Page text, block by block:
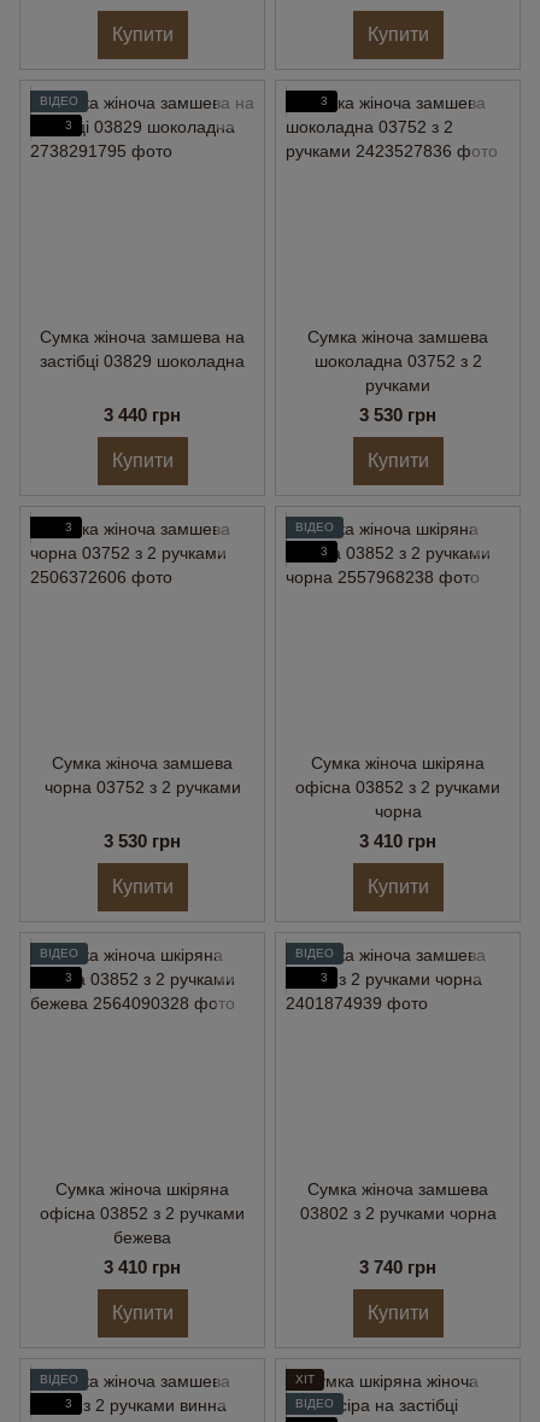
Купити Купити
ВІДЕО
3
Сумка жіноча замшева на
застібці 03829 шоколадна
3 440 грн
Купити
3
Сумка жіноча замшева
шоколадна 03752 з 2
ручками
3 530 грн
Купити
3
Сумка жіноча замшева
чорна 03752 з 2 ручками
3 530 грн
Купити
ВІДЕО
3
Сумка жіноча шкіряна
офісна 03852 з 2 ручками
чорна
3 410 грн
Купити
ВІДЕО
3
Сумка жіноча шкіряна
офісна 03852 з 2 ручками
бежева
3 410 грн
Купити
ВІДЕО
3
Сумка жіноча замшева
03802 з 2 ручками чорна
3 740 грн
Купити
ВІДЕО
3
ХІТ
ВІДЕО